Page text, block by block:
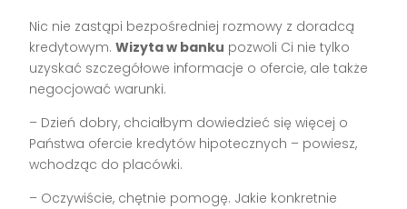
Nic nie zastąpi bezpośredniej rozmowy z doradcą
kredytowym.Wizyta w banku pozwoli Ci nie tylko
uzyskać szczegółowe informacje o ofercie, ale także
negocjować warunki.
– Dzień dobry, chciałbym dowiedzieć się więcej o
Państwa ofercie kredytów hipotecznych – powiesz,
wchodząc do placówki.
– Oczywiście, chętnie pomogę. Jakie konkretnie